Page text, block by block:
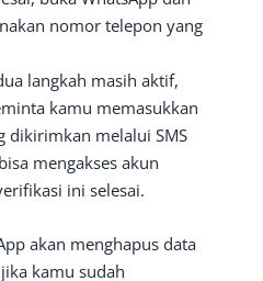
nomor telepon yang
langkah masih aktif,
kamu memasukkan
dikirimkan melalui SMS
mengakses akun
ini selesai.
akan menghapus data
kamu sudah